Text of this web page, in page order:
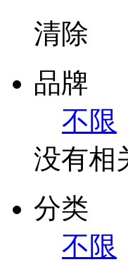
清除
品牌
不限
没有相
分类
不限